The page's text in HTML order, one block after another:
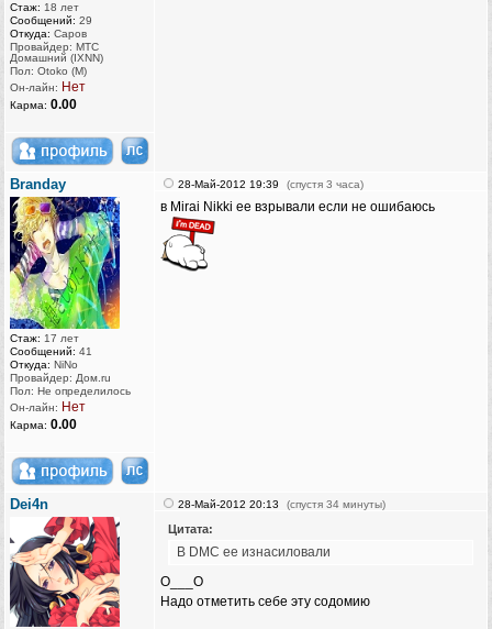
Стаж: 18 лет
Сообщений: 29
Откуда: Саров
Провайдер: МТС
Домашний (IXNN)
Пол: Otoko (M)
Он-лайн: Нет
Карма: 0.00
Branday
Стаж: 17 лет
Сообщений: 41
Откуда: NiNo
Провайдер: Дом.ru
Пол: Не определилось
Он-лайн: Нет
Карма: 0.00
28-Май-2012 19:39 (спустя 3 часа)
в Mirai Nikki ee взрывали если не ошибаюсь
Dei4n 28-Май-2012 20:13 (спустя 34 минуты)
Цитата:
В DMC ее изнасиловали
О___О
Надо отметить себе эту содомию